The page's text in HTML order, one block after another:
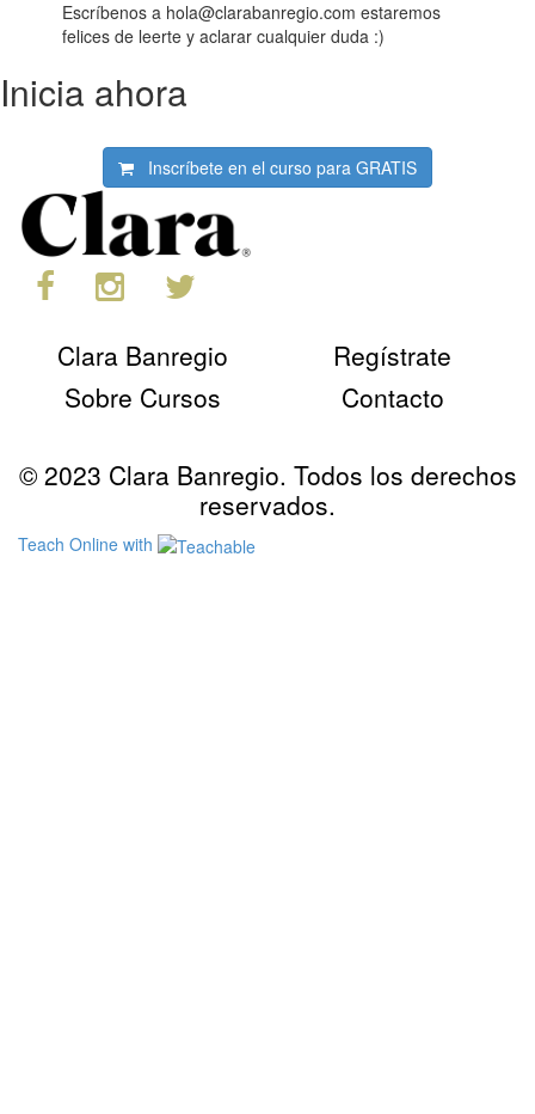
Escríbenos a hola@clarabanregio.com estaremos
felices de leerte y aclarar cualquier duda :)
Inicia ahora
Inscríbete en el curso para GRATIS
Clara Banregio
Sobre Cursos
Regístrate
Contacto
© 2023 Clara Banregio. Todos los derechos
reservados.
Teach Online with